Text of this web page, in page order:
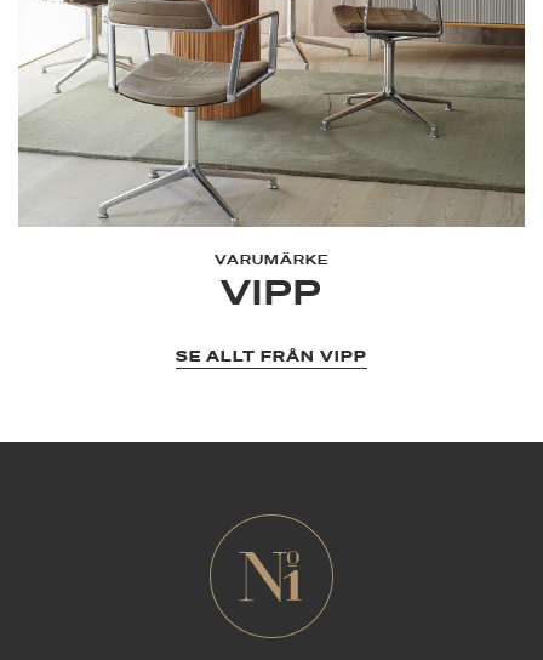
VARUMÄRKE
VIPP
SE ALLT FRÅN VIPP